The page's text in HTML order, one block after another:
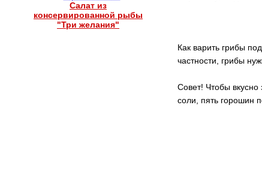
Салат из
консервированной рыбы
"Три желания"
Как варить грибы
частности, грибы
Совет! Чтобы вкусно
соли, пять горошин